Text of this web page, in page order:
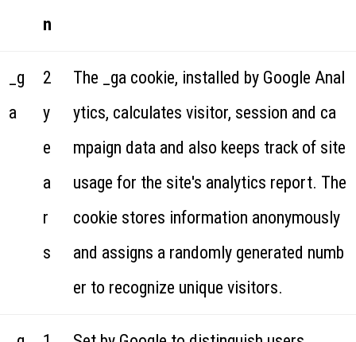
n
_g
a
2
y
e
a
r
s
The _ga cookie, installed by Google Anal
ytics, calculates visitor, session and ca
mpaign data and also keeps track of site
usage for the site's analytics report. The
cookie stores information anonymously
and assigns a randomly generated numb
er to recognize unique visitors.